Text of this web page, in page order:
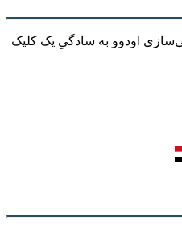
اودوو به سادگیِ یک کلیک